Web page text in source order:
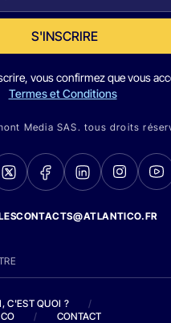
S'INSCRIRE
vous confirmez que vous
Termes et Conditions
Media SAS. tous droits
C'EST QUOI ?
/
/ CONTACT